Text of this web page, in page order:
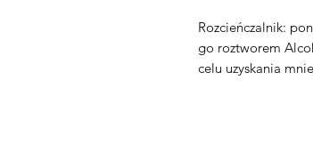
Rozcieńczalnik:
go roztworem
celu uzyskania